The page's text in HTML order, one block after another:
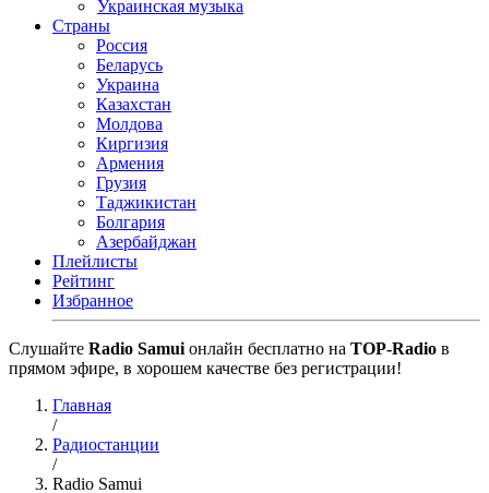
Украинская музыка
Страны
Россия
Беларусь
Украина
Казахстан
Молдова
Киргизия
Армения
Грузия
Таджикистан
Болгария
Азербайджан
Плейлисты
Рейтинг
Избранное
Cлушайте Radio Samui онлайн бесплатно на TOP-Radio в
прямом эфире, в хорошем качестве без регистрации!
Главная
/
Радиостанции
/
Radio Samui